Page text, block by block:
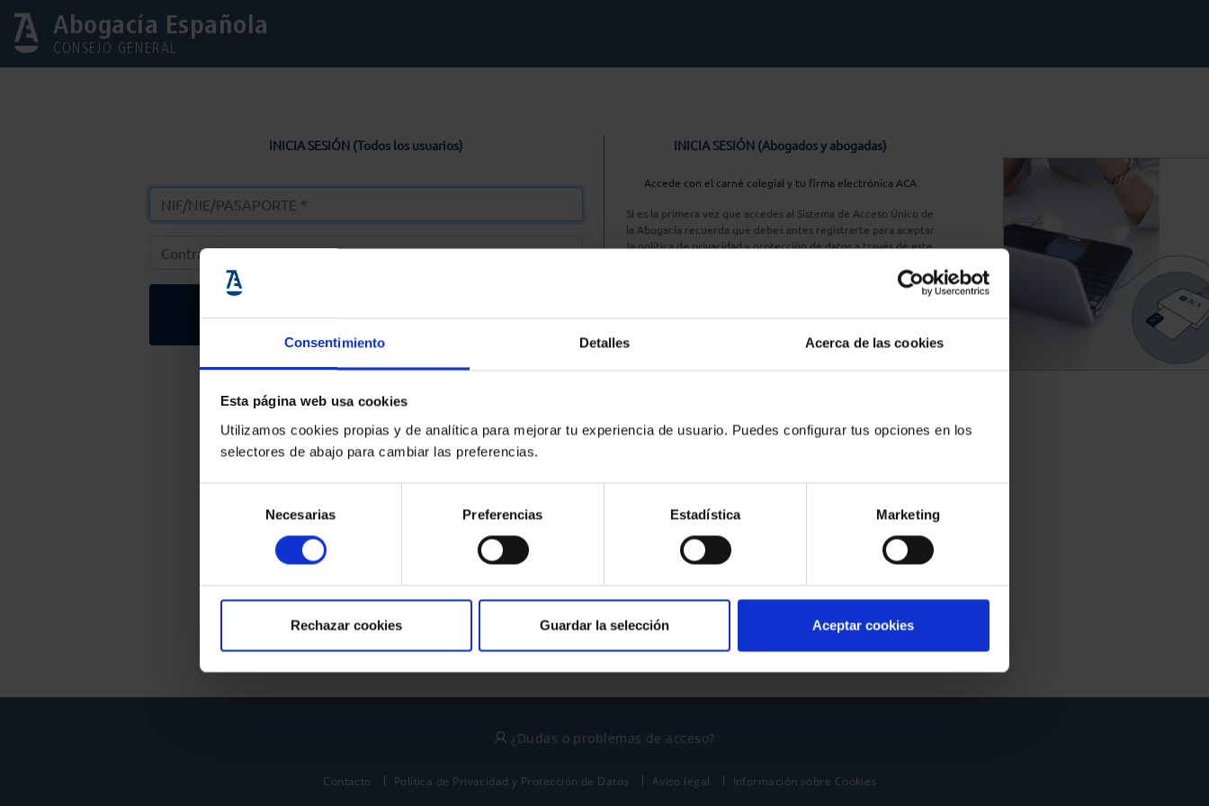
Consentimiento Detalles Acerca de las cookies
Esta página web usa cookies
Utilizamos cookies propias y de analítica para mejorar tu experiencia de usuario. Puedes configurar tus opciones en los
selectores de abajo para cambiar las preferencias.
consentimiento
Necesarias Preferencias Estadística Marketing
Rechazar cookies Guardar la selección Aceptar cookies
Abogacía Española
CONSEJO GENERAL
INICIA SESIÓN (Todos los usuarios)
Entrar
Solicitar Contraseña
INICIA SESIÓN (Abogados y abogadas)
Accede con el carné colegial y tu firma electrónica ACA
Si es la primera vez que accedes al Sistema de Acceso Único de
la Abogacía recuerda que debes antes registrarte para aceptar
la política de privacidad y protección de datos a través de este
Entrar con ACA Plus
¿No tienes cuenta?
política de privacidad
y términos del servicio
¿Dudas o problemas de acceso?
Contacto Política de Privacidad y Protección de Datos Aviso legal Información sobre Cookies